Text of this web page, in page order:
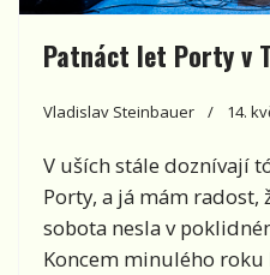
Patnáct let Porty v
Vladislav Steinbauer 14.
V uších stále doznívají
Porty, a já mám radost,
sobota nesla v
Koncem minulého roku